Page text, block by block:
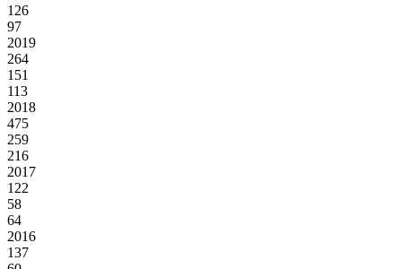
126
97
2019
264
151
113
2018
475
259
216
2017
122
58
64
2016
137